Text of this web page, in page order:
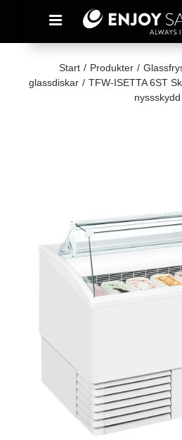
Start / Produkter /
glassdiskar / TFW-ISETTA 6ST
nyssskydd